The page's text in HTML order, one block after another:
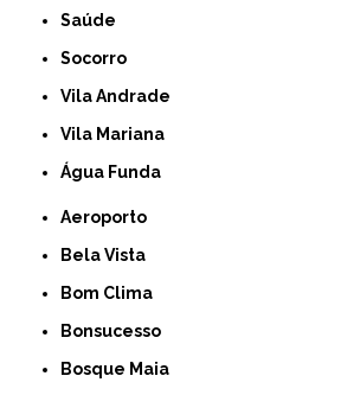
Saúde
Socorro
Vila Andrade
Vila Mariana
Água Funda
Aeroporto
Bela Vista
Bom Clima
Bonsucesso
Bosque Maia